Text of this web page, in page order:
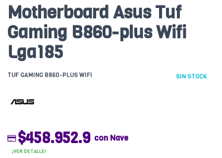
Motherboard Asus Tuf
Gaming B860-plus Wifi
Lga185
TUF GAMING B860-PLUS WIFI SIN STOCK
$458.952.9 con Nave
¡VER DETALLE!